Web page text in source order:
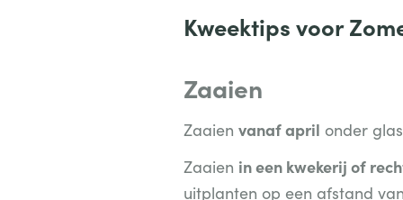
Kweektips voor
Zaaien
Zaaien vanaf april onder
Zaaien in een kwekerij of
uitplanten op een afstand